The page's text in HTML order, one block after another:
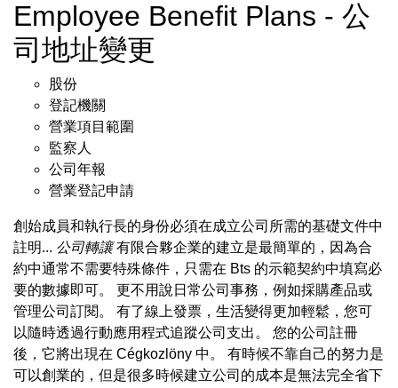
Employee Benefit Plans - 公
司地址變更
股份
登記機關
營業項目範圍
監察人
公司年報
營業登記申請
創始成員和執行長的身份必須在成立公司所需的基礎文件中
註明... 公司轉讓有限合夥企業的建立是最簡單的，因為合
約中通常不需要特殊條件，只需在 Bts 的示範契約中填寫必
要的數據即可。 更不用說日常公司事務，例如採購產品或
管理公司訂閱。 有了線上發票，生活變得更加輕鬆，您可
以隨時透過行動應用程式追蹤公司支出。 您的公司註冊
後，它將出現在 Cégkozlöny 中。 有時候不靠自己的努力是
可以創業的，但是很多時候建立公司的成本是無法完全省下